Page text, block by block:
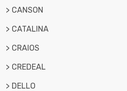
> CANSON
> CATALINA
> CRAIOS
> CREDEAL
> DELLO